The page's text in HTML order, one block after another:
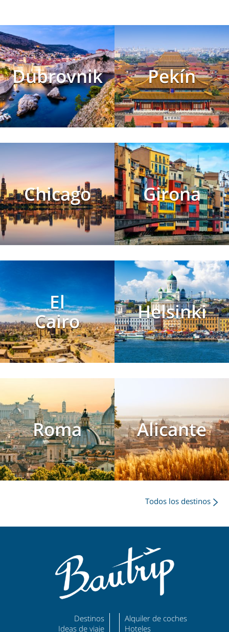
Dubrovnik Pekín
Chicago Girona
El
Cairo
Helsinki
Roma Alicante
Todos los destinos
Destinos
Ideas de viaje
Alquiler de coches
Hoteles